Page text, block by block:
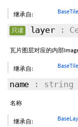
继承自:
只读 layer:
瓦片图层对应的内部
继承自:
name : string
名称
继承自: